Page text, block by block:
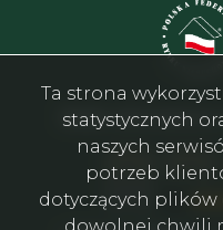
Email:
Ta strona
statystycznych
naszych
potrzeb
dotyczących
dowolnej chwili